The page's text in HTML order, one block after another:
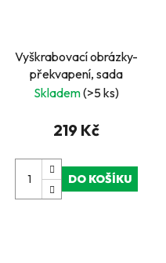
Vyškrabovací obrázky-
překvapení, sada
Skladem(>5 ks)
219 Kč
DO KOŠÍKU